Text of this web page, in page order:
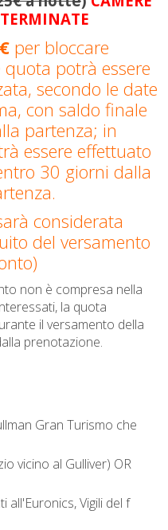
per bloccare
potrà essere
secondo le date
con saldo finale
partenza; in
essere effettuato
30 giorni dalla
considerata
del versamento
non è compresa nella
la quota
il versamento della
prenotazione.
Gran Turismo che
vicino al Gulliver) OR
all'Euronics, Vigili del f